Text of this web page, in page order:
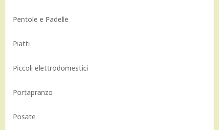
Pentole e Padelle
Piatti
Piccoli elettrodomestici
Portapranzo
Posate